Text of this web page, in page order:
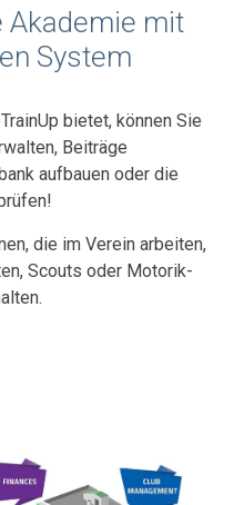
Akademie mit
System
bietet, können Sie
Beiträge
aufbauen oder die
die im Verein arbeiten,
Scouts oder Motorik-